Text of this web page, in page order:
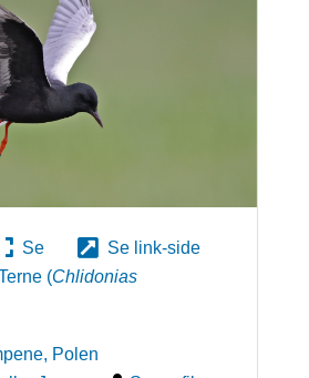
Se
Se link-side
(Chlidonias
, Polen